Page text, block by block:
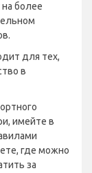
более
для тех,
в
имейте в
где можно
за